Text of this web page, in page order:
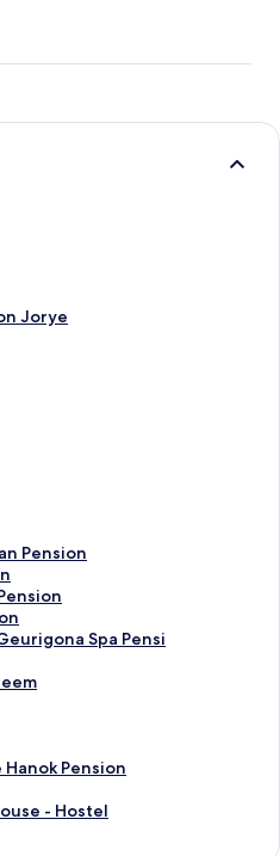
Jorye
Pension
Spa Pensi
Pension
- Hostel